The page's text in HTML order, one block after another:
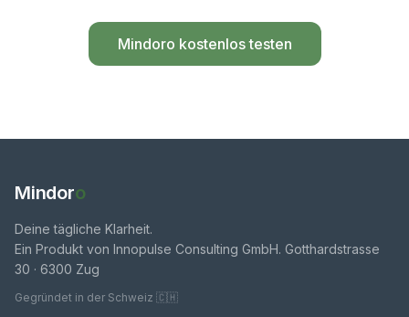
Mindoro kostenlos testen
Mindoro
Deine tägliche Klarheit.
Ein Produkt von Innopulse Consulting GmbH. Gotthardstrasse
30 · 6300 Zug
Gegründet in der Schweiz 🇨🇭